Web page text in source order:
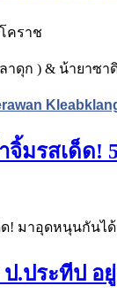
ดุก ) & น้ายาซา
มรสเด็ด!
! มาอุดหนุนกันไ
ป.ประทีป